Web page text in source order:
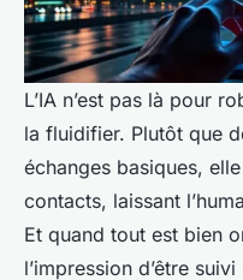
L’IA n’est pas là pour
la fluidifier. Plutôt que
échanges basiques,
contacts, laissant
Et quand tout est bien
l’impression d’être